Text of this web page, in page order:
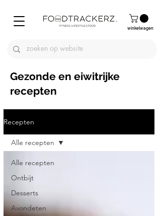
winkelwagen
Gezonde en eiwitrijke
recepten
Recepten
Alle recepten
Ontbijt
Desserts
Avondeten
Alle recepten